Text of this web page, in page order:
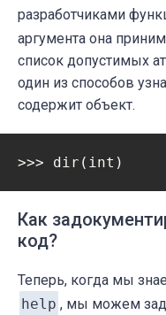
разработчиками
аргумента она
список допустимых
один из способов
содержит объект.
>>> dir(int)
Как
код?
Теперь, когда мы
help , мы можем